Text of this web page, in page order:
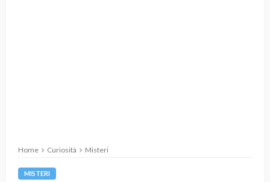
Home Curiosità Misteri
MISTERI